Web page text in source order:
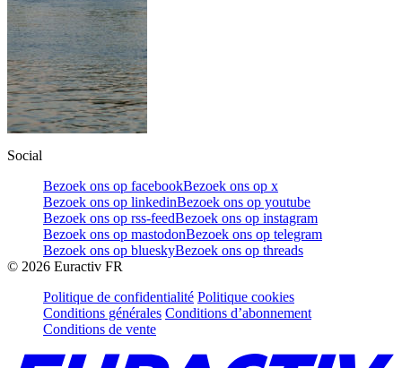
Social
Bezoek ons op facebookBezoek ons op x
Bezoek ons op linkedinBezoek ons op youtube
Bezoek ons op rss-feedBezoek ons op instagram
Bezoek ons op mastodonBezoek ons op telegram
Bezoek ons op blueskyBezoek ons op threads
© 2026 Euractiv FR
Politique de confidentialité Politique cookies
Conditions générales Conditions d’abonnement
Conditions de vente